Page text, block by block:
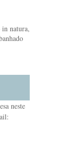
natura,
neste